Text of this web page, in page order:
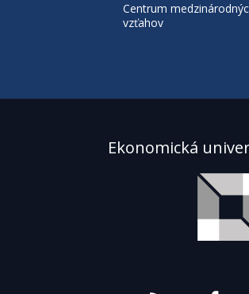
Centrum
vzťahov
Ekonomická